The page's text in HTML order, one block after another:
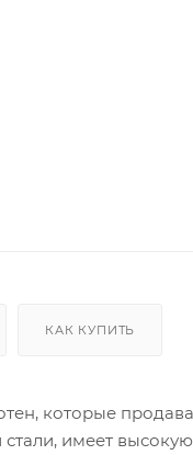
КАК КУПИТЬ
которые
имеет